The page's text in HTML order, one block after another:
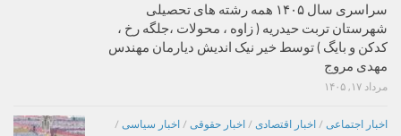
سراسری سال ۱۴۰۵ همه رشته های تحصیلی
شهرستان تربت حیدریه ( زاوه ، محولات ،جلگه رخ ،
کدکن و بایگ ) توسط خیر نیک اندیش دیارمان مهندس
مهدی مروج
مرداد ۱۷, ۱۴۰۵
اخبار اجتماعی / اخبار اقتصادی / اخبار حقوقی / اخبار سیاسی /